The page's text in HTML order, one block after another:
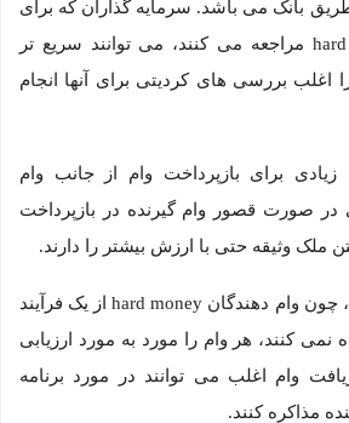
بانک می باشد. سرمایه گذاران که برای
درخواست وام hard money مراجعه می کنند، می توانند سریع تر
اغلب بررسی های کردیتی برای آنها انجام
زیادی برای بازپرداخت وام از جانب وام
در صورت قصور وام گیرنده در بازپرداخت
ملک وثیقه حتی با ارزش بیشتر را دارند.
مزیت دیگر این است که، چون وام دهندگان hard money از یک فرآیند
نمی کنند، هر وام را مورد به مورد ارزیابی
وام اغلب می توانند در مورد برنامه
مذاکره کنند.